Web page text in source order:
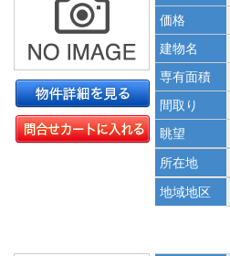
価格
建物名
専有面積
間取り
眺望
所在地
地域地区